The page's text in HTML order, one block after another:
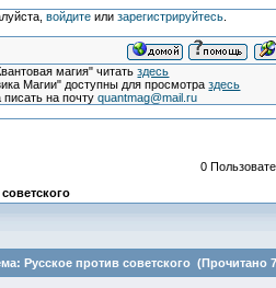
войдитеили зарегистрируйтесь.
магия" читатьздесь
Магии" доступны для просмотраздесь
на почтуquantmag@mail.ru
0
Русское против советского (Прочитано